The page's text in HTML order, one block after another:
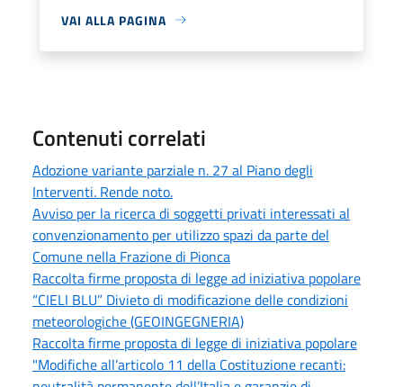
VAI ALLA PAGINA
Contenuti correlati
Adozione variante parziale n. 27 al Piano degli
Interventi. Rende noto.
Avviso per la ricerca di soggetti privati interessati al
convenzionamento per utilizzo spazi da parte del
Comune nella Frazione di Pionca
Raccolta firme proposta di legge ad iniziativa popolare
“CIELI BLU” Divieto di modificazione delle condizioni
meteorologiche (GEOINGEGNERIA)
Raccolta firme proposta di legge di iniziativa popolare
"Modifiche all’articolo 11 della Costituzione recanti: